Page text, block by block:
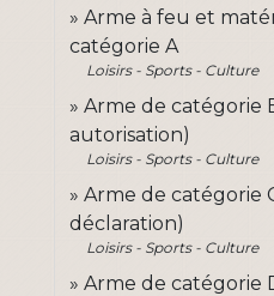
Arme à feu et
catégorie A
Loisirs - Sports - Culture
Arme de catégorie
autorisation)
Loisirs - Sports - Culture
Arme de catégorie
déclaration)
Loisirs - Sports - Culture
Arme de catégorie